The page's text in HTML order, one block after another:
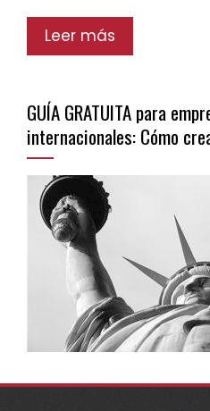
Leer más
GUÍA GRATUITA para
internacionales: Cómo